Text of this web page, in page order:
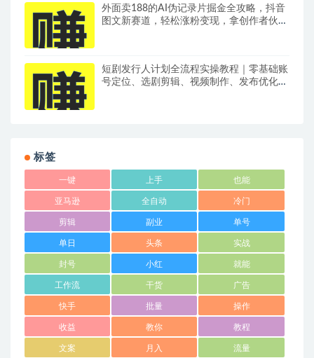
外面卖188的AI伪记录片掘金全攻略，抖音
图文新赛道，轻松涨粉变现，拿创作者伙伴
短剧发行人计划全流程实操教程｜零基础账
号定位、选剧剪辑、视频制作、发布优化一
标签
一键 上手 也能
亚马逊 全自动 冷门
剪辑 副业 单号
单日 头条 实战
封号 小红 就能
工作流 干货 广告
快手 批量 操作
收益 教你 教程
文案 月入 流量